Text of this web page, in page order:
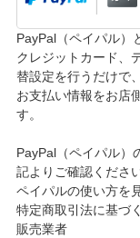
PayPal（ペイパル）
クレジットカード、
替設定を行うだけで
お支払い情報をお店
す。
PayPal（ペイパル）
記よりご確認ください
ペイパルの使い方を
特定商取引法に基づ
販売業者